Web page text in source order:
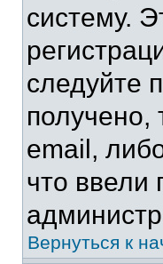
систему.
следуйте
получено,
email,
что ввели
Вернуться к